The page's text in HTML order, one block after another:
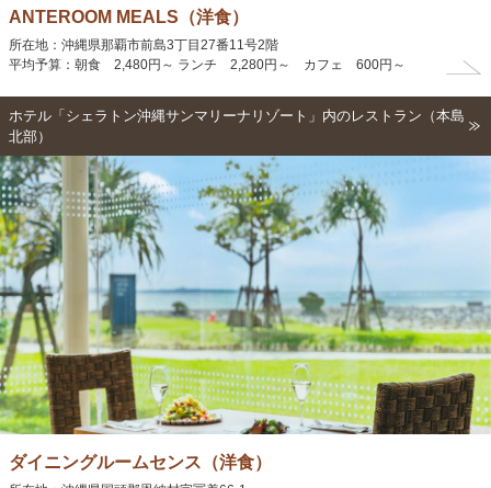
ANTEROOM MEALS（洋食）
所在地：沖縄県那覇市前島3丁目27番11号2階
平均予算：朝食 2,480円～ ランチ 2,280円～ カフェ 600円～
ホテル「シェラトン沖縄サンマリーナリゾート」内のレストラン（本島
北部）
ダイニングルームセンス（洋食）